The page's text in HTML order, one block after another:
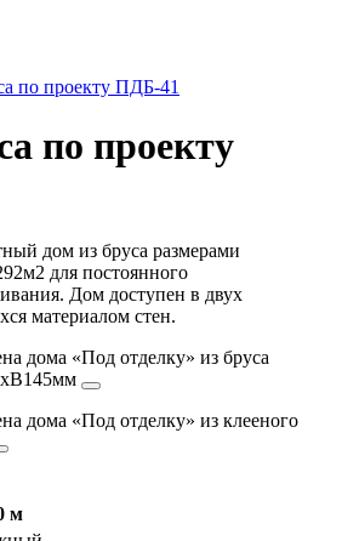
по проекту
дом из бруса размерами
для постоянного
Дом доступен в двух
материалом стен.
дома «Под отделку» из бруса
дома «Под отделку» из клееного
м